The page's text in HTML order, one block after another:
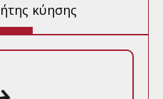
κύησης